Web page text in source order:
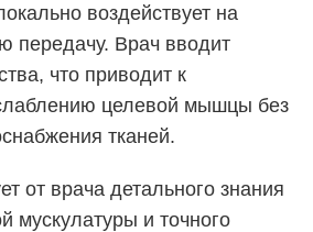
воздействует на
передачу. Врач вводит
что приводит к
целевой мышцы без
тканей.
от врача детального знания
мускулатуры и точного